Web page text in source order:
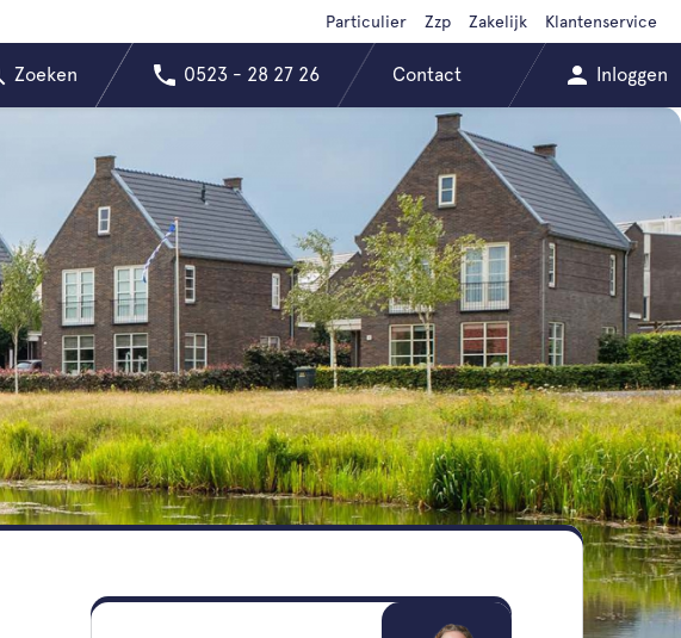
Zoeken 0523 - 28 27 26 Contact Inloggen
Particulier Zzp Zakelijk Klantenservice